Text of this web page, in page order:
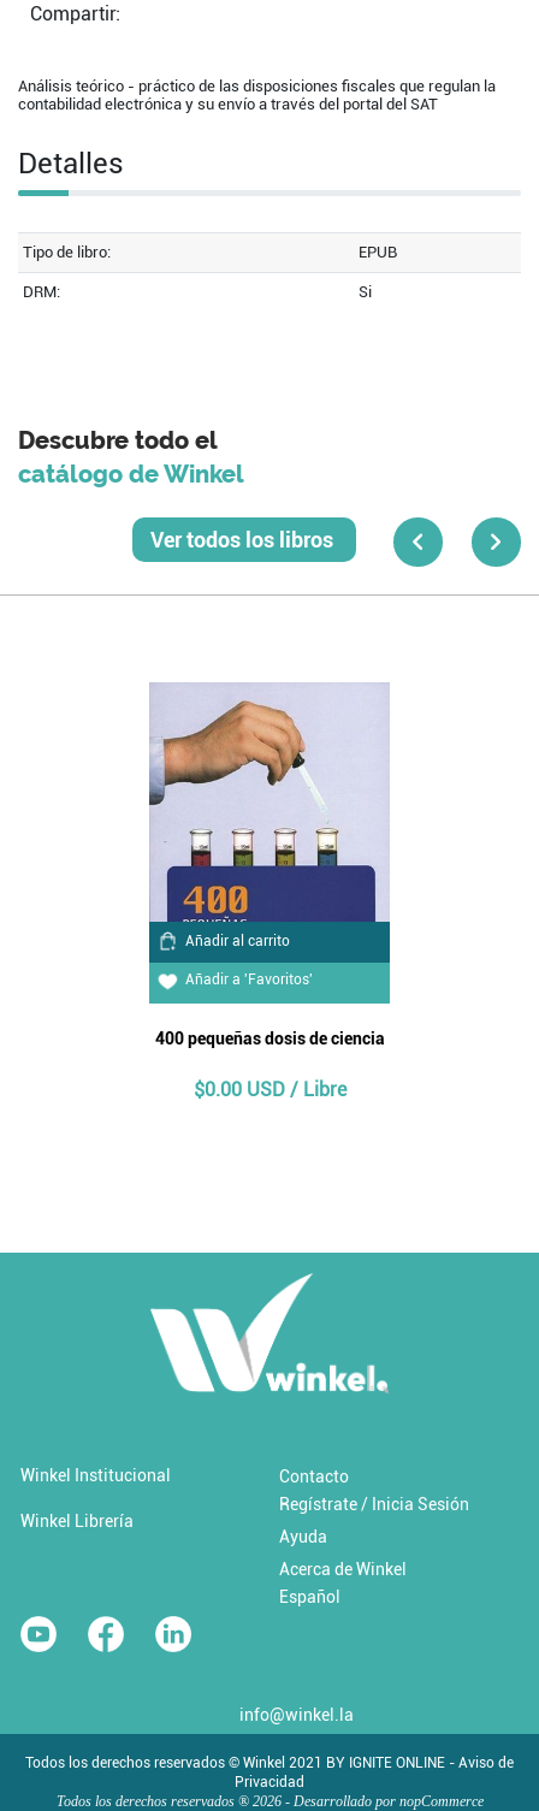
Compartir:
Análisis teórico - práctico de las disposiciones fiscales que regulan la
contabilidad electrónica y su envío a través del portal del SAT
Detalles
Tipo de libro: EPUB
DRM: Si
Descubre todo el
catálogo de Winkel
Ver todos los libros
Añadir al carrito
Añadir a 'Favoritos'
400 pequeñas dosis de ciencia
$0.00 USD / Libre
Cambio climático y desastres
$0.00 USD / Libre
info@winkel.la
Winkel Institucional
Winkel Librería
Contacto
Regístrate / Inicia Sesión
Ayuda
Acerca de Winkel
Español
Todos los derechos reservados © Winkel 2021 BY IGNITE ONLINE - Aviso de
Privacidad
Todos los derechos reservados ® 2026 - Desarrollado por nopCommerce